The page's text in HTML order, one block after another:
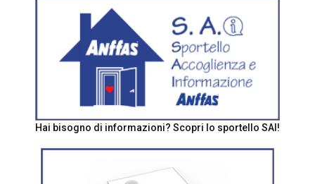
Hai bisogno di informazioni? Scopri lo sportello SAI!